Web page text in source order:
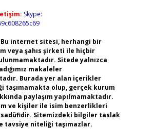
Skype:
Bu internet sitesi, herhangi bir
veya şahıs şirketi ile hiçbir
Sitede yalnızca
makaleler
Burada yer alan içerikler
taşımamakta olup, gerçek kurum
paylaşım yapılmamaktadır.
ve kişiler ile isim benzerlikleri
Sitemizdeki bilgiler taslak
tavsiye niteliği taşımazlar.